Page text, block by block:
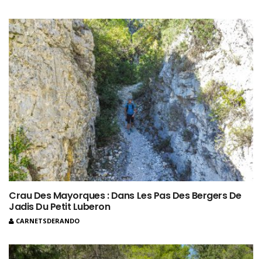
Crau Des Mayorques : Dans Les Pas Des Bergers De
Jadis Du Petit Luberon
CARNETSDERANDO